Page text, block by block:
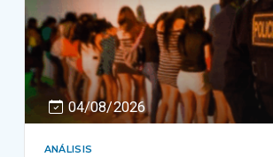
04/08/2026
ANÁLISIS